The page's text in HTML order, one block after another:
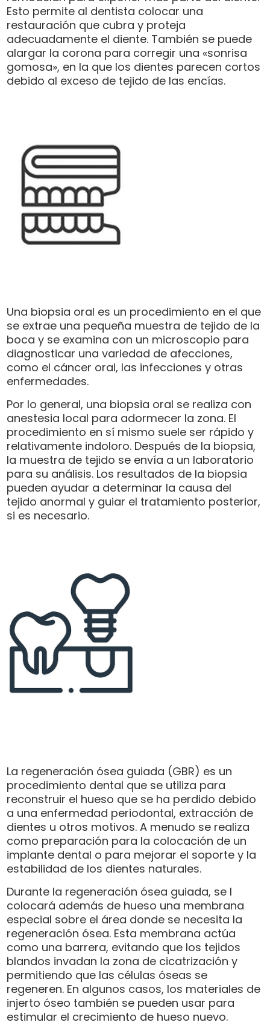
Esto permite al dentista colocar una
restauración que cubra y proteja
adecuadamente el diente. También se puede
alargar la corona para corregir una «sonrisa
gomosa», en la que los dientes parecen cortos
debido al exceso de tejido de las encías.
Una biopsia oral es un procedimiento en el que
se extrae una pequeña muestra de tejido de la
boca y se examina con un microscopio para
diagnosticar una variedad de afecciones,
como el cáncer oral, las infecciones y otras
enfermedades.
Por lo general, una biopsia oral se realiza con
anestesia local para adormecer la zona. El
procedimiento en sí mismo suele ser rápido y
relativamente indoloro. Después de la biopsia,
la muestra de tejido se envía a un laboratorio
para su análisis. Los resultados de la biopsia
pueden ayudar a determinar la causa del
tejido anormal y guiar el tratamiento posterior,
si es necesario.
La regeneración ósea guiada (GBR) es un
procedimiento dental que se utiliza para
reconstruir el hueso que se ha perdido debido
a una enfermedad periodontal, extracción de
dientes u otros motivos. A menudo se realiza
como preparación para la colocación de un
implante dental o para mejorar el soporte y la
estabilidad de los dientes naturales.
Durante la regeneración ósea guiada, se l
colocará además de hueso una membrana
especial sobre el área donde se necesita la
regeneración ósea. Esta membrana actúa
como una barrera, evitando que los tejidos
blandos invadan la zona de cicatrización y
permitiendo que las células óseas se
regeneren. En algunos casos, los materiales de
injerto óseo también se pueden usar para
estimular el crecimiento de hueso nuevo.